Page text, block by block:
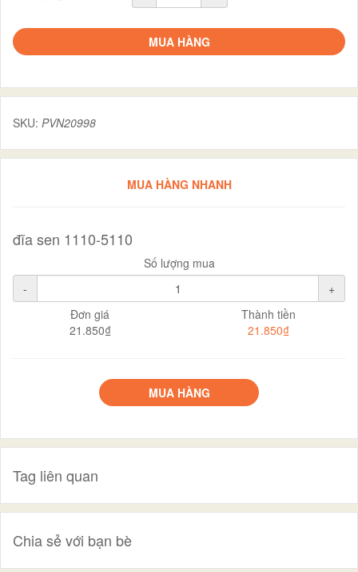
MUA HÀNG
SKU: PVN20998
MUA HÀNG NHANH
đĩa sen 1110-5110
Số lượng mua
-
+
Đơn giá
21.850₫
Thành tiền
21.850₫
MUA HÀNG
Tag liên quan
Chia sẻ với bạn bè